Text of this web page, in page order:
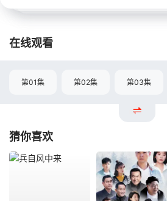
在线观看
第01集 第02集 第03集
猜你喜欢